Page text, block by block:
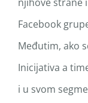
Facebook
Međutim, ako
Inicijativa a
i u svom